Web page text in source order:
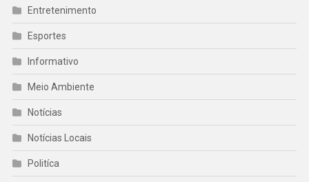
Entretenimento
Esportes
Informativo
Meio Ambiente
Notícias
Notícias Locais
Politíca